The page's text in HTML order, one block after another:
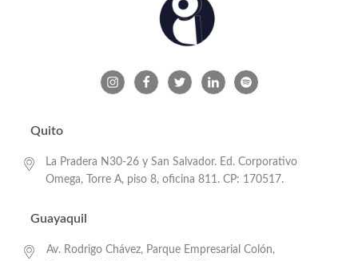
Quito
La Pradera N30-26 y San Salvador. Ed. Corporativo
Omega, Torre A, piso 8, oficina 811. CP: 170517.
Guayaquil
Av. Rodrigo Chávez, Parque Empresarial Colón,